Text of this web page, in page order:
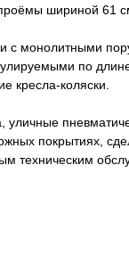
шириной 61
с монолитными
по
кресла-коляски.
уличные
покрытиях,
техническим